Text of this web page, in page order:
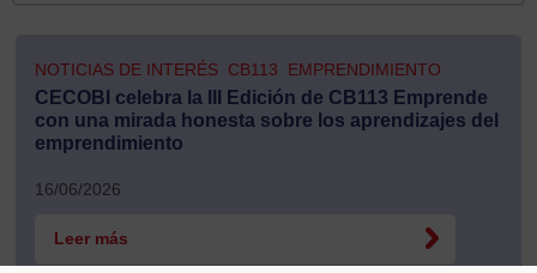
NOTICIAS DE INTERÉS CB113 EMPRENDIMIENTO
CECOBI celebra la III Edición de CB113 Emprende
con una mirada honesta sobre los aprendizajes del
emprendimiento
16/06/2026
Leer más